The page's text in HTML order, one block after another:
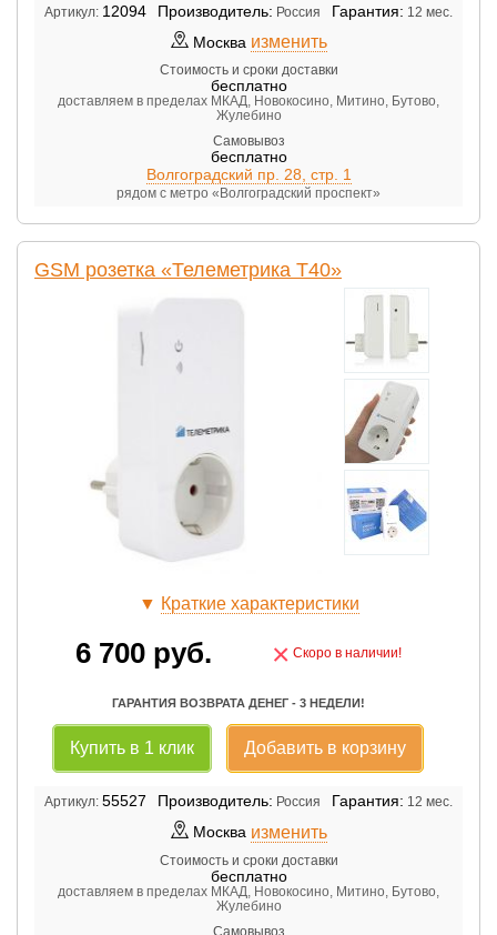
Артикул: 12094 Производитель: Россия Гарантия: 12 мес.
Москва изменить
Стоимость и сроки доставки
бесплатно
доставляем в пределах МКАД, Новокосино, Митино, Бутово,
Жулебино
Самовывоз
бесплатно
Волгоградский пр. 28, стр. 1
рядом с метро «Волгоградский проспект»
GSM розетка «Телеметрика Т40»
▼ Краткие характеристики
6 700 руб. × Скоро в наличии!
ГАРАНТИЯ ВОЗВРАТА ДЕНЕГ - 3 НЕДЕЛИ!
Купить в 1 клик Добавить в корзину
Артикул: 55527 Производитель: Россия Гарантия: 12 мес.
Москва изменить
Стоимость и сроки доставки
бесплатно
доставляем в пределах МКАД, Новокосино, Митино, Бутово,
Жулебино
Самовывоз